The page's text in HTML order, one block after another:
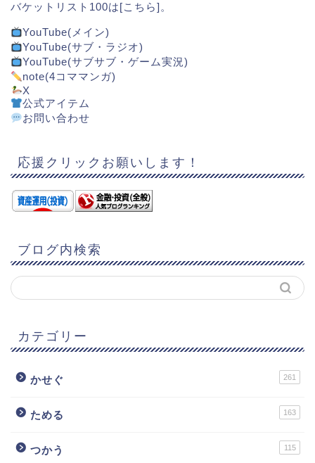
バケットリスト100は[こちら]。
YouTube(メイン)
YouTube(サブ・ラジオ)
YouTube(サブサブ・ゲーム実況)
note(4コママンガ)
X
公式アイテム
お問い合わせ
応援クリックお願いします！
ブログ内検索
カテゴリー
かせぐ 261
ためる 163
つかう 115